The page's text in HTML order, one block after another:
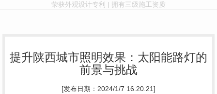
荣获外观设计专利 | 拥有三级施工资质
提升陕西城市照明效果：太阳能路灯的
前景与挑战
[发布日期：2024/1/7 16:20:21]